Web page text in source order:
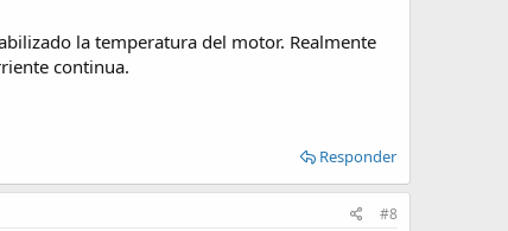
la temperatura del motor. Realmente
continua.
Responder
#8